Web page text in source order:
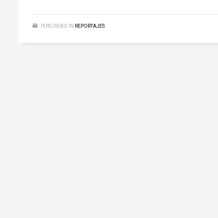
PUBLISHED IN REPORTAJES